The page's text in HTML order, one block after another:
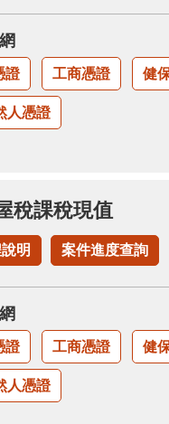
證 工商憑證 健
人憑證
稅課稅現值
明 案件進度查詢
證 工商憑證 健
人憑證